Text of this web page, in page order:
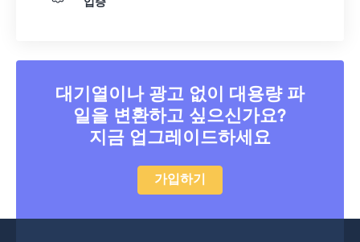
입증
대기열이나 광고 없이 대용량 파
일을 변환하고 싶으신가요?
지금 업그레이드하세요
가입하기